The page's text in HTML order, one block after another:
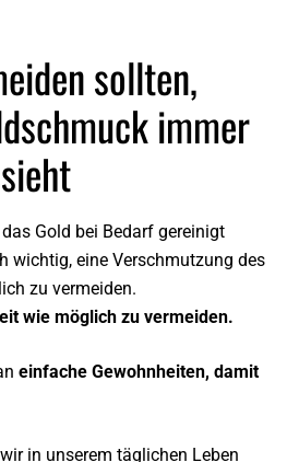
sollten,
immer
Gold bei Bedarf gereinigt
wichtig, eine Verschmutzung des
zu vermeiden.
wie möglich zu vermeiden.
einfache Gewohnheiten, damit
in unserem täglichen Leben